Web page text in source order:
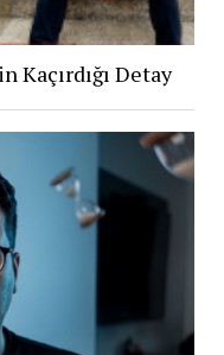
Kaçırdığı Detay